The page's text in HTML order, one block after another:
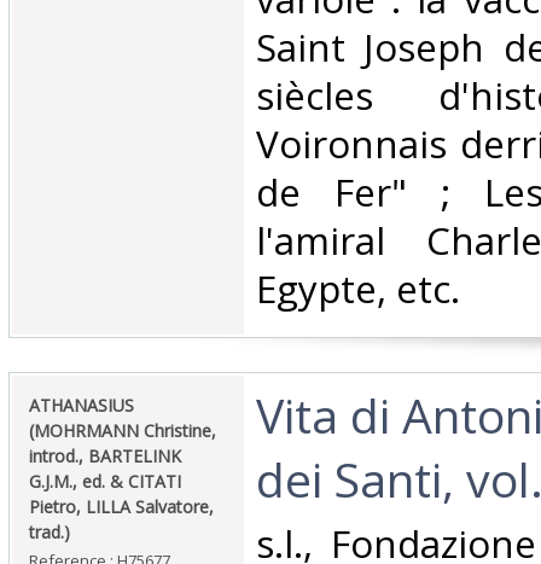
Saint Joseph
siècles
Voironnais
de Fer" ;
l'amiral
Egypte, etc.‎
‎ATHANASIUS
(MOHRMANN Christine,
introd., BARTELINK
G.J.M., ed. & CITATI
Pietro, LILLA Salvatore,
trad.)‎
‎Vita di
dei Santi,
‎s.l.,